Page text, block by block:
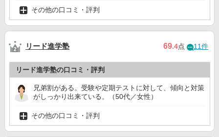
その他の口コミ・評判
リード進学塾 69.4点 11件
リード進学塾の口コミ・評判
兄弟割がある。受験や定期テストに対して、傾向と対策
がしっかり出来ている。（50代／女性）
その他の口コミ・評判